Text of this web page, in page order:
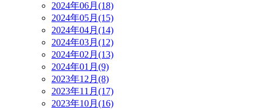
2024年06月(18)
2024年05月(15)
2024年04月(14)
2024年03月(12)
2024年02月(13)
2024年01月(9)
2023年12月(8)
2023年11月(17)
2023年10月(16)